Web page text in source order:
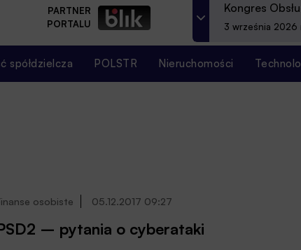
PARTNER
PORTALU
Kongres
3 września 2026
spółdzielcza POLSTR Nieruchomości
osobiste 05.12.2017 09:27
– pytania o cyberataki